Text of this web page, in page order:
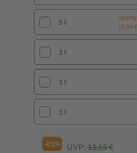
5 l
(3,94
1 l
1 l
1 l
-81% UVP: 11,55 €